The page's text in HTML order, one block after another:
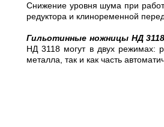
Снижение уровня шума при
редуктора и клиноременной
Гильотинные ножницы НД
НД 3118 могут в двух режимах:
металла, так и как часть